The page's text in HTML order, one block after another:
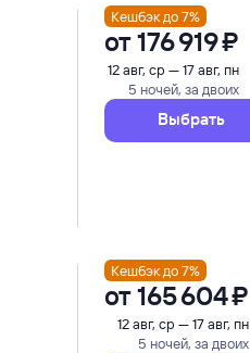
Кешбэк до 7%
от176 ⁠919 ⁠₽
12 авг, ср — 17 авг, пн
5 ночей, за двоих
Выбрать
Кешбэк до 7%
от165 ⁠604 ⁠₽
12 авг, ср — 17 авг, пн
5 ночей, за двоих